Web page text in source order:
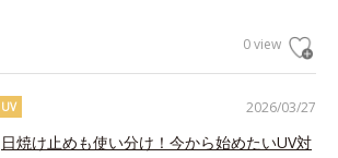
0 view
2026/03/27
UV
日焼け止めも使い分け！今から始めたいUV対